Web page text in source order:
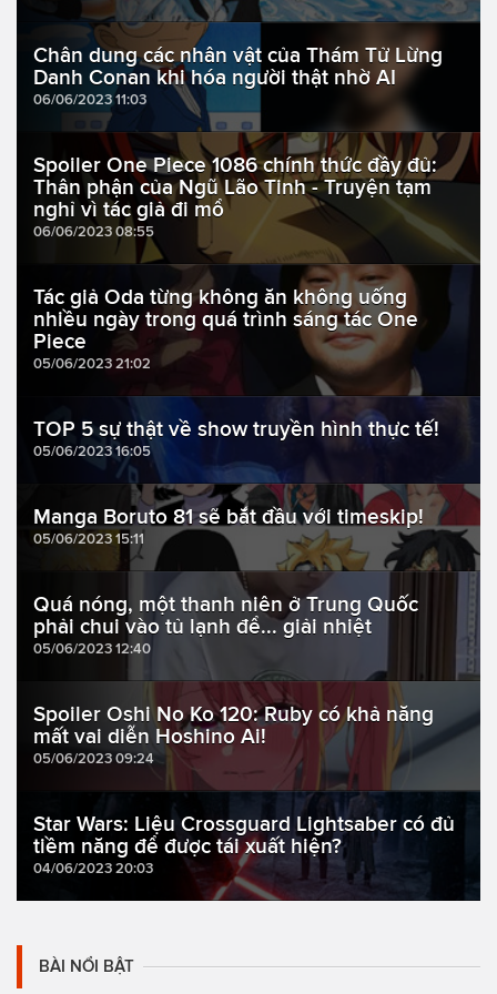
Chân dung các nhân vật của Thám Tử Lừng
Danh Conan khi hóa người thật nhờ AI
06/06/2023 11:03
Spoiler One Piece 1086 chính thức đầy đủ:
Thân phận của Ngũ Lão Tinh - Truyện tạm
nghỉ vì tác giả đi mổ
06/06/2023 08:55
Tác giả Oda từng không ăn không uống
nhiều ngày trong quá trình sáng tác One
Piece
05/06/2023 21:02
TOP 5 sự thật về show truyền hình thực tế!
05/06/2023 16:05
Manga Boruto 81 sẽ bắt đầu với timeskip!
05/06/2023 15:11
Quá nóng, một thanh niên ở Trung Quốc
phải chui vào tủ lạnh để... giải nhiệt
05/06/2023 12:40
Spoiler Oshi No Ko 120: Ruby có khả năng
mất vai diễn Hoshino Ai!
05/06/2023 09:24
Star Wars: Liệu Crossguard Lightsaber có đủ
tiềm năng để được tái xuất hiện?
04/06/2023 20:03
BÀI NỔI BẬT